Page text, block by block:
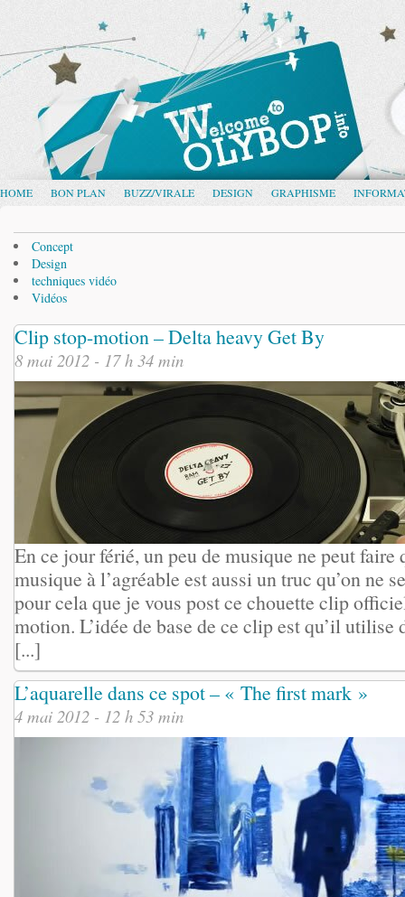
HOME BON PLAN BUZZ/VIRALE DESIGN GRAPHISME
Concept
Design
techniques vidéo
Vidéos
Clip stop-motion – Delta heavy Get By
8 mai 2012 - 17 h 34 min
En ce jour férié, un peu de musique ne peut
musique à l’agréable est aussi un truc qu’on ne
pour cela que je vous post ce chouette clip
motion. L’idée de base de ce clip est qu’il utilise
[...]
L’aquarelle dans ce spot – « The first mark »
4 mai 2012 - 12 h 53 min